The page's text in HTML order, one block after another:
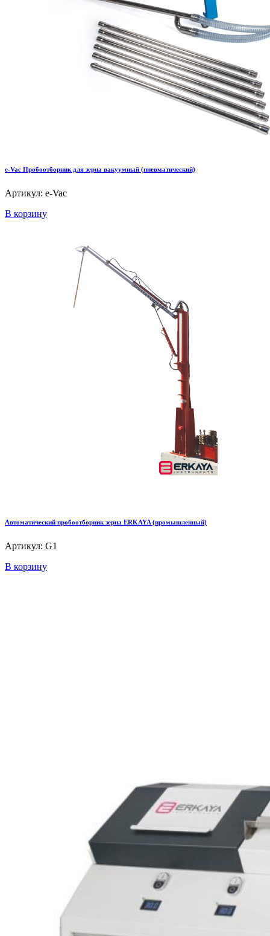
e-Vac Пробоотборник для зерна вакуумный (пневматический)
Артикул: e-Vac
В корзину
Автоматический пробоотборник зерна ERKAYA (промышленный)
Артикул: G1
В корзину